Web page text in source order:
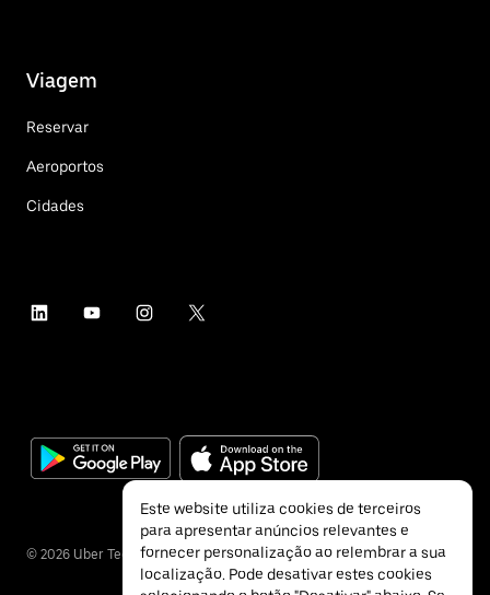
Viagem
Reservar
Aeroportos
Cidades
© 2026 Uber Technologies Inc.
Este website utiliza cookies de terceiros
para apresentar anúncios relevantes e
fornecer personalização ao relembrar a sua
localização. Pode desativar estes cookies